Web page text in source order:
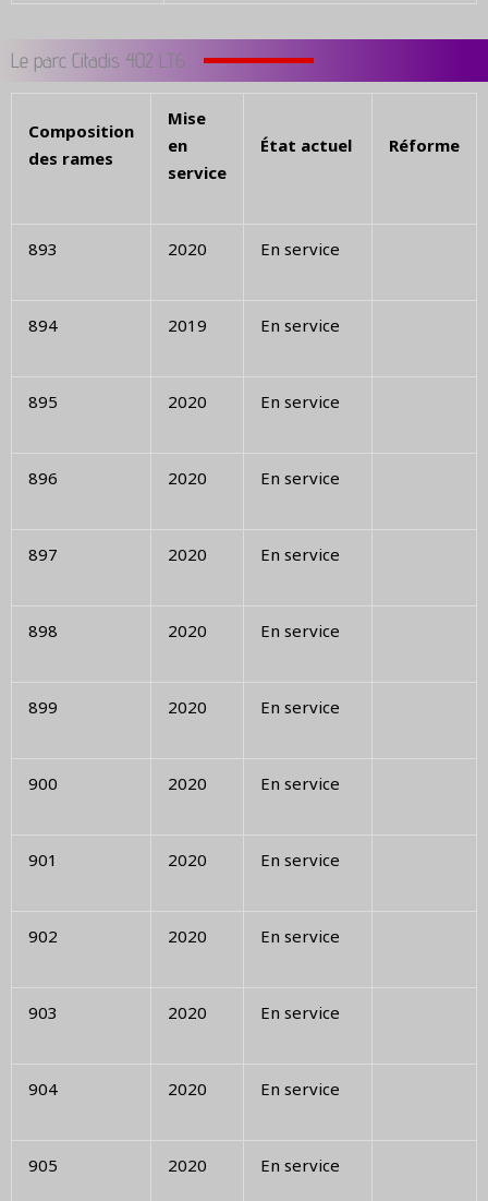
Le parc Citadis 402 LT6
Composition
des rames
Mise
en
service
État actuel Réforme
893 2020 En service
894 2019 En service
895 2020 En service
896 2020 En service
897 2020 En service
898 2020 En service
899 2020 En service
900 2020 En service
901 2020 En service
902 2020 En service
903 2020 En service
904 2020 En service
905 2020 En service